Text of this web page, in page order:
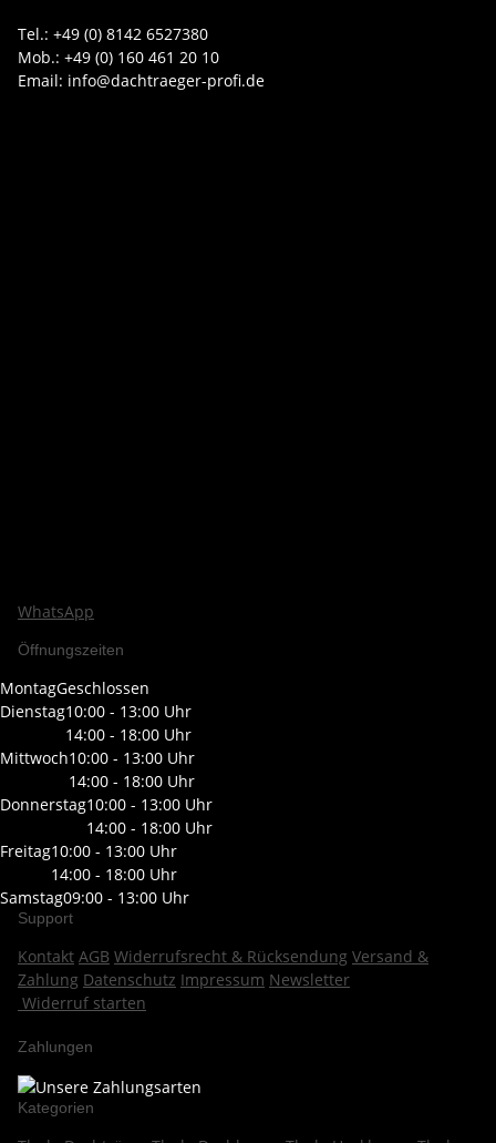
Tel.: +49 (0) 8142 6527380
Mob.: +49 (0) 160 461 20 10
Email: info@dachtraeger-profi.de
WhatsApp
Öffnungszeiten
MontagGeschlossen
Dienstag10:00 - 13:00 Uhr
14:00 - 18:00 Uhr
Mittwoch10:00 - 13:00 Uhr
14:00 - 18:00 Uhr
Donnerstag10:00 - 13:00 Uhr
14:00 - 18:00 Uhr
Freitag10:00 - 13:00 Uhr
14:00 - 18:00 Uhr
Samstag09:00 - 13:00 Uhr
Support
Kontakt AGB Widerrufsrecht & Rücksendung Versand &
Zahlung Datenschutz Impressum Newsletter
Widerruf starten
Zahlungen
Kategorien